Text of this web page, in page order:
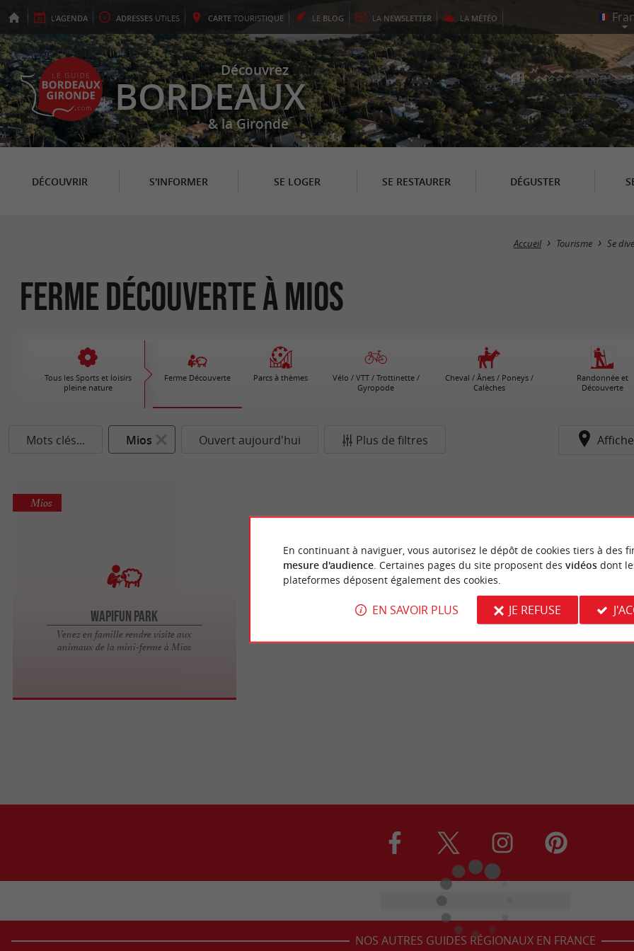
L'AGENDA ADRESSES UTILES CARTE TOURISTIQUE LE BLOG LA NEWSLETTER LA MÉTÉO
Découvrez
BORDEAUX
& la Gironde
DÉCOUVRIR S'INFORMER SE LOGER SE RESTAURER DÉGUSTER
Accueil Tourisme Se
Ferme Découverte à Mios
Tous les Sports et loisirs
pleine nature
Ferme Découverte Parcs à thèmes
Vélo / VTT / Trottinette /
Gyropode
Cheval / Ânes / Poneys /
Calèches
Randonnée et
Découverte
Mots clés... Mios Ouvert aujourd'hui Plus de filtres
Wapifun Park
Venez en famille rendre visite aux
animaux de la mini-ferme à Mios
Mios
NOS AUTRES GUIDES RÉGIONAUX EN FRANCE
En continuant à naviguer, vous autorisez le dépôt de cookies tiers à des
mesure d'audience. Certaines pages du site proposent des vidéosdont
plateformes déposent également des cookies.
EN SAVOIR PLUS JE REFUSE